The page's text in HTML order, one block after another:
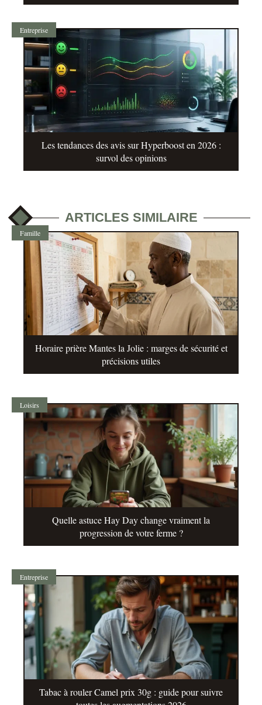
Entreprise
Les tendances des avis sur Hyperboost en 2026 :
survol des opinions
ARTICLES SIMILAIRE
Famille
Horaire prière Mantes la Jolie : marges de sécurité et
précisions utiles
Loisirs
Quelle astuce Hay Day change vraiment la
progression de votre ferme ?
Entreprise
Tabac à rouler Camel prix 30g : guide pour suivre